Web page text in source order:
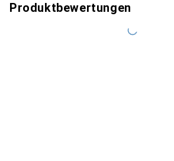
Produktbewertungen